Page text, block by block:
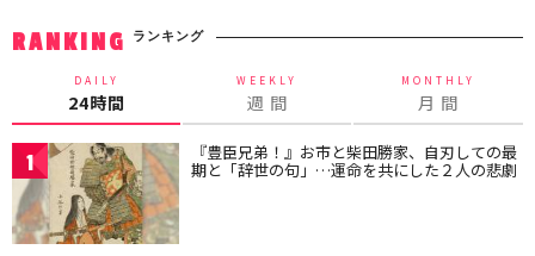
RANKING ランキング
DAILY
24時間
WEEKLY
週 間
MONTHLY
月 間
1 『豊臣兄弟！』お市と柴田勝家、自刃しての最
期と「辞世の句」…運命を共にした２人の悲劇